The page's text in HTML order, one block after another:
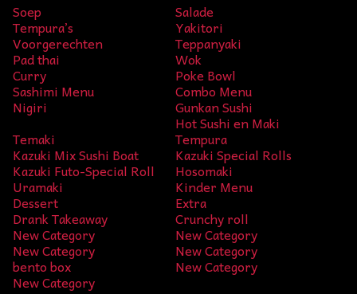
Soep Salade
Tempura’s Yakitori
Voorgerechten Teppanyaki
Pad thai Wok
Curry Poke Bowl
Sashimi Menu Combo Menu
Nigiri
Gunkan Sushi
Temaki
Hot Sushi en Maki
Tempura
Kazuki Mix Sushi Boat Kazuki Special Rolls
Kazuki Futo-Special Roll Hosomaki
Uramaki Kinder Menu
Dessert Extra
Drank Takeaway Crunchy roll
New Category New Category
New Category New Category
bento box New Category
New Category